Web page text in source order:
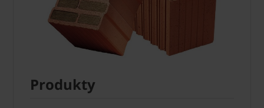
Produkty